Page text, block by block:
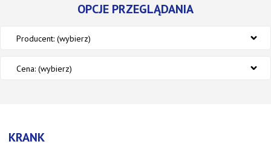
OPCJE PRZEGLĄDANIA
Producent: (wybierz)
Cena: (wybierz)
KRANK